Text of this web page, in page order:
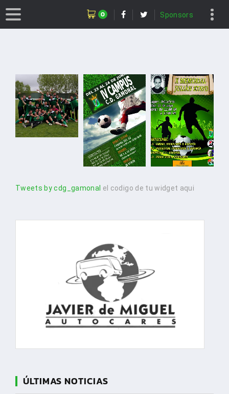
0 Sponsors
Tweets by cdg_gamonal el codigo de tu widget aqui
ÚLTIMAS NOTICIAS